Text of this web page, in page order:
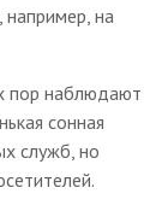
например, на
пор наблюдают
сонная
служб, но